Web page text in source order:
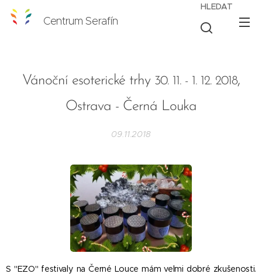
Centrum Serafín
HLEDAT
Vánoční esoterické trhy 30. 11. - 1. 12. 2018,
Ostrava - Černá Louka
09.11.2018
S "EZO" festivaly na Černé Louce mám velmi dobré zkušenosti.